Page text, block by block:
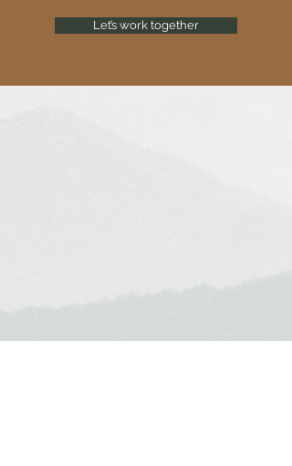
Let’s work together